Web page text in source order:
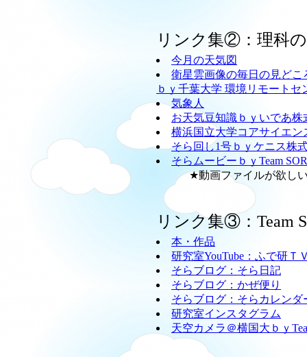
リンク集②：理科
今月の天気図
衛星雲画像の毎日の見どこ
ｂｙ千葉大学 環境リモート
気象人
お天気豆知識ｂｙいであ株
横浜国立大学コアサイエン
そら回し1号ｂｙケニス株
そらムービーｂｙTeam
★動画ファイルが欲しい
リンク集③：Team
本・作品
研究室YouTube：ふで研Ｔ
そらブログ：そら日記
そらブログ：かぜ便り
そらブログ：そらカレンダ
研究室インスタグラム
天空カメラ＠横国大ｂｙ